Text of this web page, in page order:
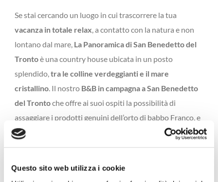
Questo sito web utilizza i cookie
Se stai cercando un luogo in cui trascorrere la tua
vacanza in totale relax, a contatto con la natura e non
lontano dal mare, La Panoramica di San Benedetto del
Trontoè una country house ubicata in un posto
splendido,tra le colline verdeggianti e il mare
cristallino. Il nostro B&B in campagna a San Benedetto
del Trontoche offre ai suoi ospiti la possibilità di
assaggiare i prodotti genuini dell’orto di babbo Franco, e
di collaborare attivamente alla cura innaffiando le
piantine. In un posto come questo è davvero facile